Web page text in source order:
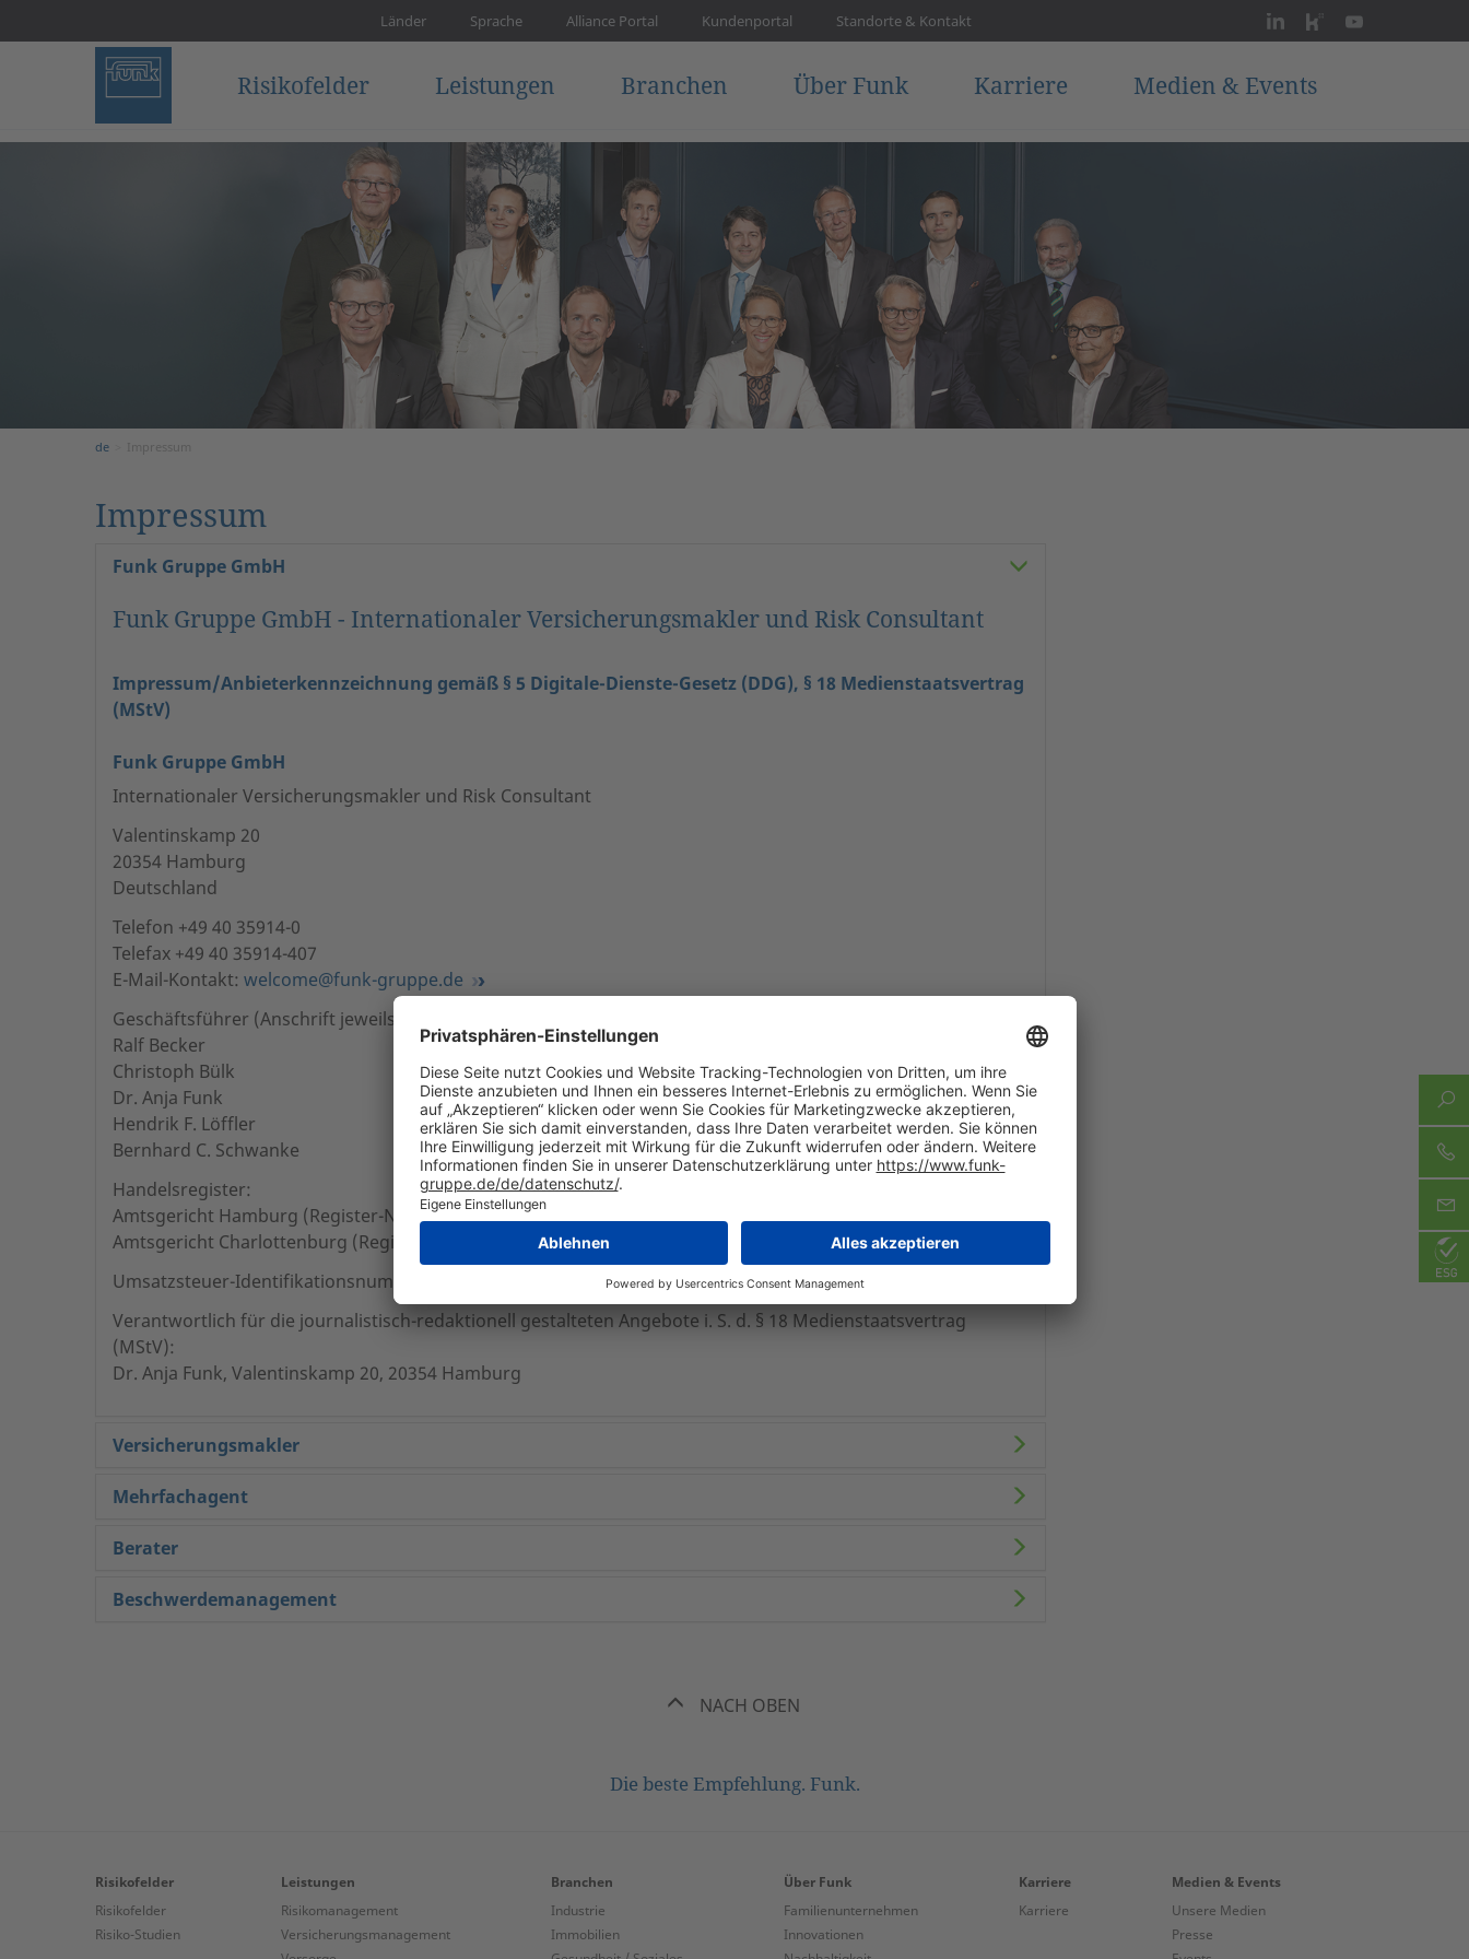
Länder Sprache Alliance Portal Kundenportal Standorte & Kontakt
Risikofelder Leistungen Branchen Über Funk Karriere Medien & Events
de Impressum
Impressum
Funk Gruppe GmbH
Funk Gruppe GmbH - Internationaler Versicherungsmakler und Risk Consultant
Impressum/Anbieterkennzeichnung gemäß § 5 Digitale-Dienste-Gesetz (DDG), § 18 Medienstaatsvertrag
(MStV)
Funk Gruppe GmbH
Internationaler Versicherungsmakler und Risk Consultant
Valentinskamp 20
20354 Hamburg
Deutschland
Telefon +49 40 35914-0
Telefax +49 40 35914-407
E-Mail-Kontakt: welcome@funk-gruppe.de
Geschäftsführer (Anschrift jeweils wie vorstehend):
Ralf Becker
Christoph Bülk
Dr. Anja Funk
Hendrik F. Löffler
Bernhard C. Schwanke
Handelsregister:
Amtsgericht Hamburg (Register-Nr. HRB 20748)
Amtsgericht Charlottenburg (Register-Nr. HRB 11983)
Umsatzsteuer-Identifikationsnummer: DE118566977
Verantwortlich für die journalistisch-redaktionell gestalteten Angebote i. S. d. § 18 Medienstaatsvertrag
(MStV):
Dr. Anja Funk, Valentinskamp 20, 20354 Hamburg
Versicherungsmakler
Mehrfachagent
Berater
Beschwerdemanagement
NACH OBEN
Die beste Empfehlung. Funk.
Risikofelder
Risikofelder
Risiko-Studien
Leistungen
Risikomanagement
Versicherungs­management
Branchen
Industrie
Immobilien
Über Funk
Familienunternehmen
Innovationen
Karriere
Karriere
Medien & Events
Unsere Medien
Presse